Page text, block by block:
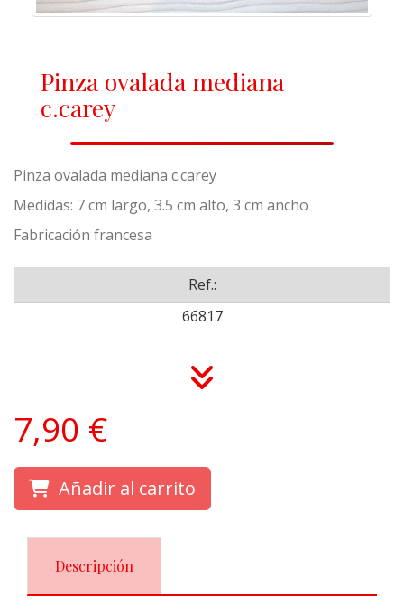
Pinza ovalada mediana
c.carey
Pinza ovalada mediana c.carey
Medidas: 7 cm largo, 3.5 cm alto, 3 cm ancho
Fabricación francesa
Ref.:
66817
7,90 €
Añadir al carrito
Descripción